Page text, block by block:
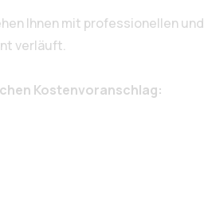
Ihnen mit professionellen und
verläuft.
Kostenvoranschlag: